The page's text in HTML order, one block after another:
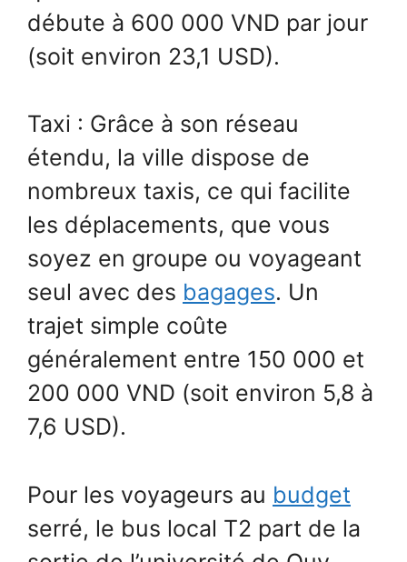
débute à 600 000 VND par jour
(soit environ 23,1 USD).
Taxi : Grâce à son réseau
étendu, la ville dispose de
nombreux taxis, ce qui facilite
les déplacements, que vous
soyez en groupe ou voyageant
seul avec des bagages. Un
trajet simple coûte
généralement entre 150 000 et
200 000 VND (soit environ 5,8 à
7,6 USD).
Pour les voyageurs au budget
serré, le bus local T2 part de la